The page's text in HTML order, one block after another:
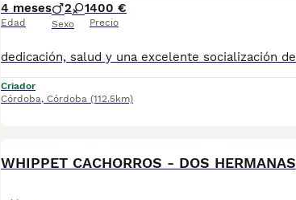
4 meses
Edad
2 1
Sexo
400 €
Precio
Criador
Córdoba, Córdoba (112.5km)
WHIPPET CACHORROS - DOS HERMANAS